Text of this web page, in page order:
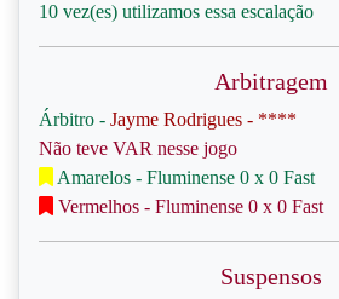
10 vez(es) utilizamos essa escalação
Arbitragem
Árbitro - Jayme Rodrigues - ****
Não teve VAR nesse jogo
Amarelos - Fluminense 0 x 0 Fast
Vermelhos - Fluminense 0 x 0 Fast
Suspensos